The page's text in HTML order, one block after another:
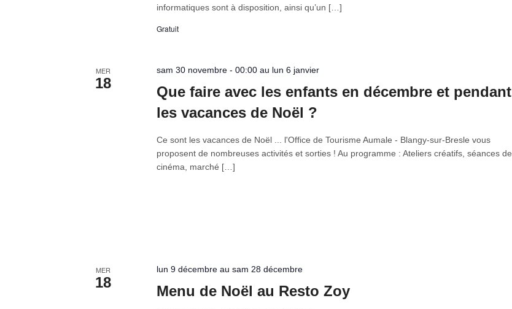
informatiques sont à disposition, ainsi qu’un […]
Gratuit
MER
18
sam 30 novembre - 00:00 au lun 6 janvier
Que faire avec les enfants en décembre et pendant
les vacances de Noël ?
Ce sont les vacances de Noël ... l'Office de Tourisme Aumale - Blangy-sur-Bresle vous
proposent de nombreuses activités et sorties ! Au programme : Ateliers créatifs, séances de
cinéma, marché […]
MER
18
lun 9 décembre au sam 28 décembre
Menu de Noël au Resto Zoy